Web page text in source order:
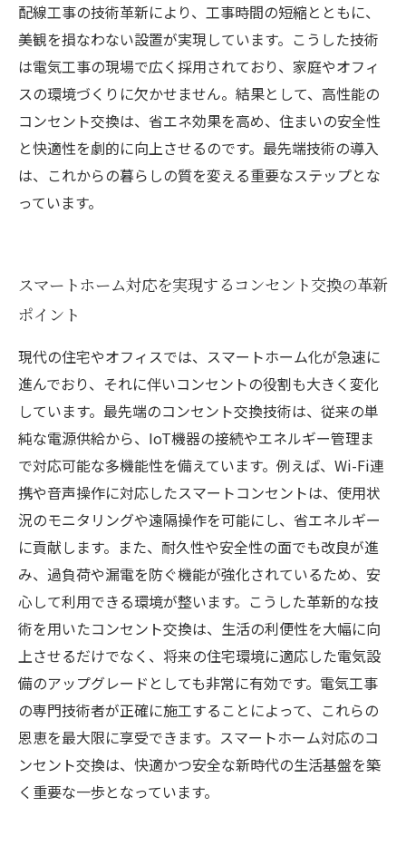
配線工事の技術革新により、工事時間の短縮とともに、
美観を損なわない設置が実現しています。こうした技術
は電気工事の現場で広く採用されており、家庭やオフィ
スの環境づくりに欠かせません。結果として、高性能の
コンセント交換は、省エネ効果を高め、住まいの安全性
と快適性を劇的に向上させるのです。最先端技術の導入
は、これからの暮らしの質を変える重要なステップとな
っています。
スマートホーム対応を実現するコンセント交換の革新
ポイント
現代の住宅やオフィスでは、スマートホーム化が急速に
進んでおり、それに伴いコンセントの役割も大きく変化
しています。最先端のコンセント交換技術は、従来の単
純な電源供給から、IoT機器の接続やエネルギー管理ま
で対応可能な多機能性を備えています。例えば、Wi-Fi連
携や音声操作に対応したスマートコンセントは、使用状
況のモニタリングや遠隔操作を可能にし、省エネルギー
に貢献します。また、耐久性や安全性の面でも改良が進
み、過負荷や漏電を防ぐ機能が強化されているため、安
心して利用できる環境が整います。こうした革新的な技
術を用いたコンセント交換は、生活の利便性を大幅に向
上させるだけでなく、将来の住宅環境に適応した電気設
備のアップグレードとしても非常に有効です。電気工事
の専門技術者が正確に施工することによって、これらの
恩恵を最大限に享受できます。スマートホーム対応のコ
ンセント交換は、快適かつ安全な新時代の生活基盤を築
く重要な一歩となっています。